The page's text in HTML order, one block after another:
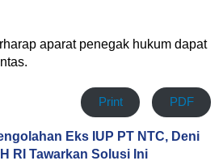
aparat penegak hukum dapat
Print PDF
Eks IUP PT NTC, Deni
RI Tawarkan Solusi Ini